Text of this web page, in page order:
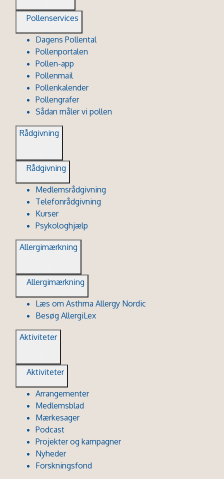
Pollenservices
Dagens Pollental
Pollenportalen
Pollen-app
Pollenmail
Pollenkalender
Pollengrafer
Sådan måler vi pollen
Rådgivning
Rådgivning
Medlemsrådgivning
Telefonrådgivning
Kurser
Psykologhjælp
Allergimærkning
Allergimærkning
Læs om Asthma Allergy Nordic
Besøg AllergiLex
Aktiviteter
Aktiviteter
Arrangementer
Medlemsblad
Mærkesager
Podcast
Projekter og kampagner
Nyheder
Forskningsfond